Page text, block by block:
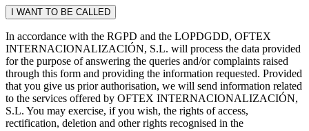
In accordance with the RGPD and the LOPDGDD, OFTEX
INTERNACIONALIZACIÓN, S.L. will process the data provided
for the purpose of answering the queries and/or complaints raised
through this form and providing the information requested. Provided
that you give us prior authorisation, we will send information related
to the services offered by OFTEX INTERNACIONALIZACIÓN,
S.L. You may exercise, if you wish, the rights of access,
rectification, deletion and other rights recognised in the